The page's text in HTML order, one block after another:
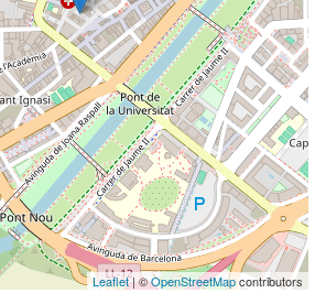
Leaflet| ©OpenStreetMapcontributors